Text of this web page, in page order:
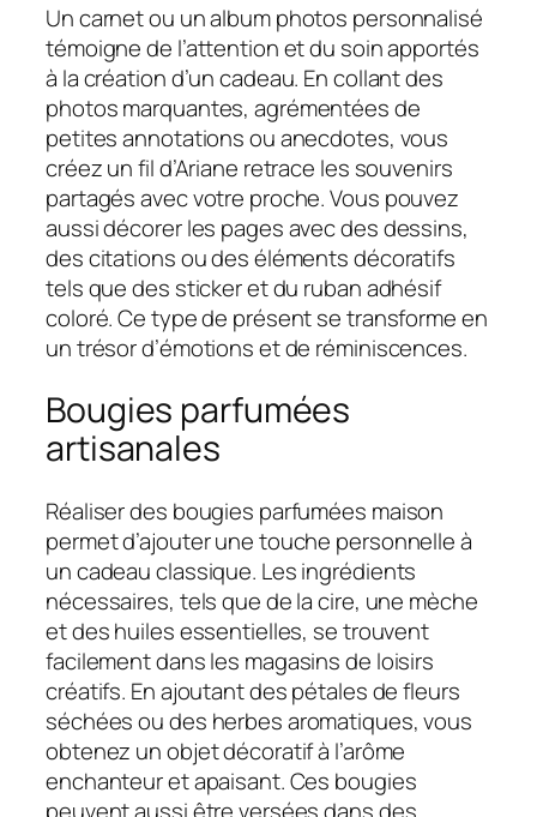
Un carnet ou un album photos personnalisé
témoigne de l’attention et du soin apportés
à la création d’un cadeau. En collant des
photos marquantes, agrémentées de
petites annotations ou anecdotes, vous
créez un fil d’Ariane retrace les souvenirs
partagés avec votre proche. Vous pouvez
aussi décorer les pages avec des dessins,
des citations ou des éléments décoratifs
tels que des sticker et du ruban adhésif
coloré. Ce type de présent se transforme en
un trésor d’émotions et de réminiscences.
Bougies parfumées
artisanales
Réaliser des bougies parfumées maison
permet d’ajouter une touche personnelle à
un cadeau classique. Les ingrédients
nécessaires, tels que de la cire, une mèche
et des huiles essentielles, se trouvent
facilement dans les magasins de loisirs
créatifs. En ajoutant des pétales de fleurs
séchées ou des herbes aromatiques, vous
obtenez un objet décoratif à l’arôme
enchanteur et apaisant. Ces bougies